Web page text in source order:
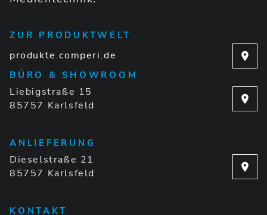
ZUR PRODUKTWELT
produkte.comperi.de
BÜRO & SHOWROOM
Liebigstraße 15
85757 Karlsfeld
ANLIEFERUNG
Dieselstraße 21
85757 Karlsfeld
KONTAKT